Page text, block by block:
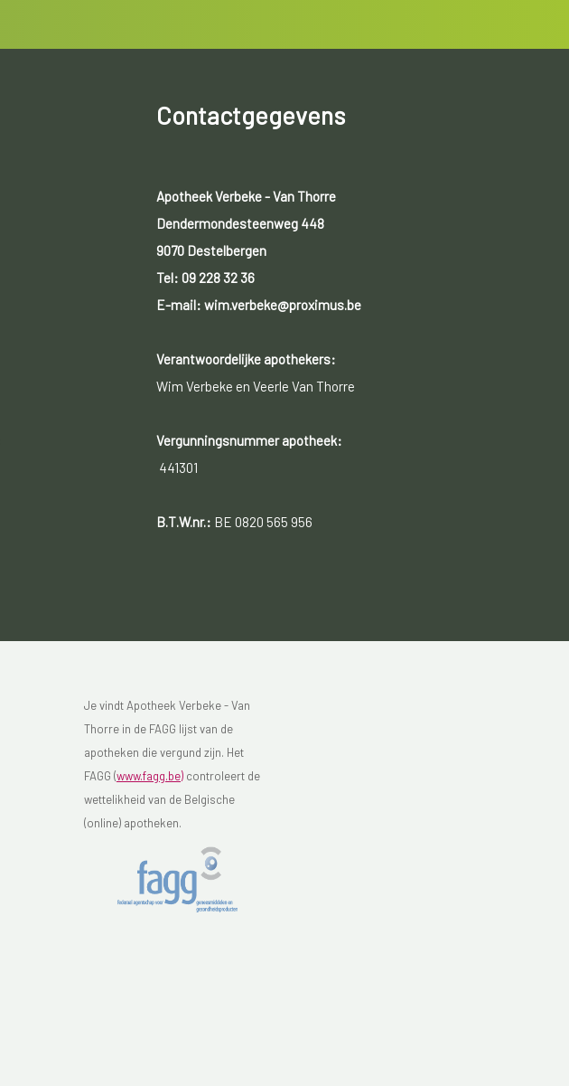
Contactgegevens
Apotheek Verbeke - Van Thorre
Dendermondesteenweg 448
9070 Destelbergen
Tel: 09 228 32 36
E-mail: wim.verbeke@proximus.be
Verantwoordelijke apothekers:
Wim Verbeke en Veerle Van Thorre
Vergunningsnummer apotheek:
441301
B.T.W.nr.: BE 0820 565 956
Je vindt Apotheek Verbeke - Van
Thorre in de FAGG lijst van de
apotheken die vergund zijn. Het
FAGG (www.fagg.be)controleert de
wettelikheid van de Belgische
(online) apotheken.